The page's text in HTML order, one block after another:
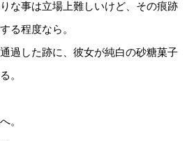
な事は立場上難しいけど、その痕跡
る程度なら。
過した跡に、彼女が純白の砂糖菓子
。
。